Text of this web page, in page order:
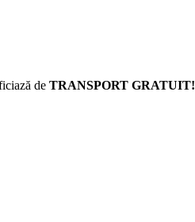
de TRANSPORT GRATUIT!